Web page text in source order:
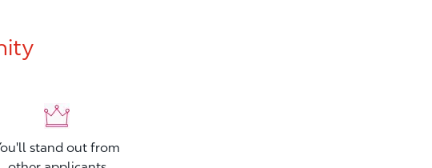
stand out from